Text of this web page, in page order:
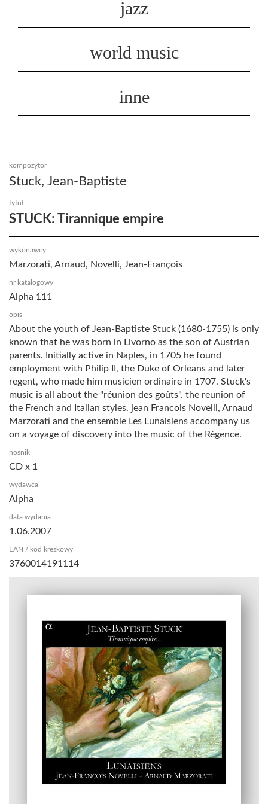
jazz
world music
inne
kompozytor
Stuck, Jean-Baptiste
tytuł
STUCK: Tirannique empire
wykonawcy
Marzorati, Arnaud, Novelli, Jean-François
nr katalogowy
Alpha 111
opis
About the youth of Jean-Baptiste Stuck (1680-1755) is only
known that he was born in Livorno as the son of Austrian
parents. Initially active in Naples, in 1705 he found
employment with Philip II, the Duke of Orleans and later
regent, who made him musicien ordinaire in 1707. Stuck's
music is all about the "réunion des goûts". the reunion of
the French and Italian styles. jean Francois Novelli, Arnaud
Marzorati and the ensemble Les Lunaisiens accompany us
on a voyage of discovery into the music of the Régence.
nośnik
CD x 1
wydawca
Alpha
data wydania
1.06.2007
EAN / kod kreskowy
3760014191114